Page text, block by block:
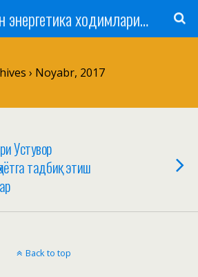
Ўзбекистон энергетика ходимлари касаба уюшмаси
› Noyabr, 2017
Устувор
тадбиқ этиш
Back to top